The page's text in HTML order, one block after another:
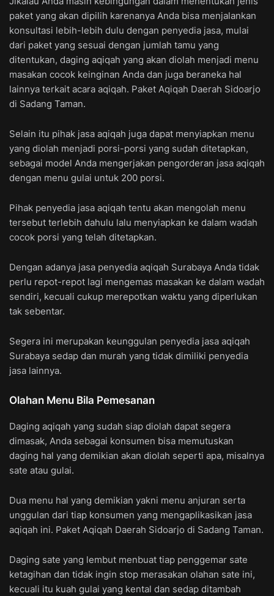
paket yang akan dipilih karenanya Anda bisa menjalankan
konsultasi lebih-lebih dulu dengan penyedia jasa, mulai
dari paket yang sesuai dengan jumlah tamu yang
ditentukan, daging aqiqah yang akan diolah menjadi menu
masakan cocok keinginan Anda dan juga beraneka hal
lainnya terkait acara aqiqah. Paket Aqiqah Daerah Sidoarjo
di Sadang Taman.
Selain itu pihak jasa aqiqah juga dapat menyiapkan menu
yang diolah menjadi porsi-porsi yang sudah ditetapkan,
sebagai model Anda mengerjakan pengorderan jasa aqiqah
dengan menu gulai untuk 200 porsi.
Pihak penyedia jasa aqiqah tentu akan mengolah menu
tersebut terlebih dahulu lalu menyiapkan ke dalam wadah
cocok porsi yang telah ditetapkan.
Dengan adanya jasa penyedia aqiqah Surabaya Anda tidak
perlu repot-repot lagi mengemas masakan ke dalam wadah
sendiri, kecuali cukup merepotkan waktu yang diperlukan
tak sebentar.
Segera ini merupakan keunggulan penyedia jasa aqiqah
Surabaya sedap dan murah yang tidak dimiliki penyedia
jasa lainnya.
Olahan Menu Bila Pemesanan
Daging aqiqah yang sudah siap diolah dapat segera
dimasak, Anda sebagai konsumen bisa memutuskan
daging hal yang demikian akan diolah seperti apa, misalnya
sate atau gulai.
Dua menu hal yang demikian yakni menu anjuran serta
unggulan dari tiap konsumen yang mengaplikasikan jasa
aqiqah ini. Paket Aqiqah Daerah Sidoarjo di Sadang Taman.
Daging sate yang lembut menbuat tiap penggemar sate
ketagihan dan tidak ingin stop merasakan olahan sate ini,
kecuali itu kuah gulai yang kental dan sedap ditambah